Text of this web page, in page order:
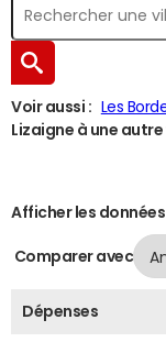
Voir aussi : Les
Lizaigne à une autre
Afficher les
Comparer avec
Dépenses